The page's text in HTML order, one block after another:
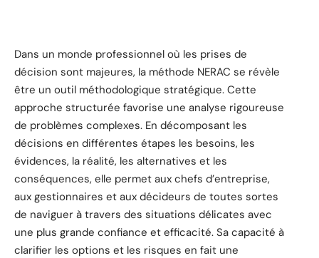
Dans un monde professionnel où les prises de
décision sont majeures, la méthode NERAC se révèle
être un outil méthodologique stratégique. Cette
approche structurée favorise une analyse rigoureuse
de problèmes complexes. En décomposant les
décisions en différentes étapes les besoins, les
évidences, la réalité, les alternatives et les
conséquences, elle permet aux chefs d’entreprise,
aux gestionnaires et aux décideurs de toutes sortes
de naviguer à travers des situations délicates avec
une plus grande confiance et efficacité. Sa capacité à
clarifier les options et les risques en fait une